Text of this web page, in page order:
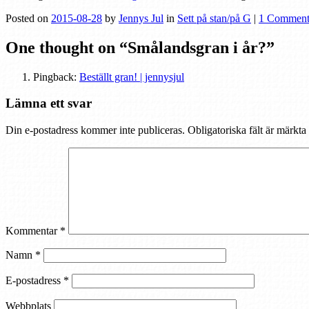
Posted on 2015-08-28 by Jennys Jul in Sett på stan/på G | 1 Comment
One thought on “Smålandsgran i år?”
Pingback: Beställt gran! | jennysjul
Lämna ett svar
Din e-postadress kommer inte publiceras. Obligatoriska fält är märkta
Kommentar *
Namn *
E-postadress *
Webbplats